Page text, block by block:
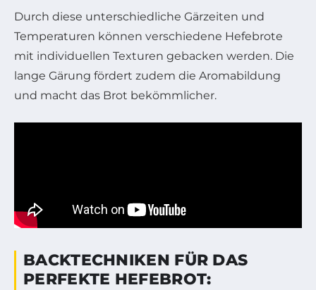
Durch diese unterschiedliche Gärzeiten und
Temperaturen können verschiedene Hefebrote
mit individuellen Texturen gebacken werden. Die
lange Gärung fördert zudem die Aromabildung
und macht das Brot bekömmlicher.
BACKTECHNIKEN FÜR DAS
PERFEKTE HEFEBROT: